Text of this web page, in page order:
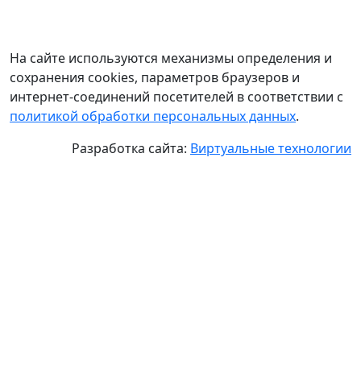
На сайте используются механизмы определения и
сохранения cookies, параметров браузеров и
интернет-соединений посетителей в соответствии с
политикой обработки персональных данных.
Разработка сайта: Виртуальные технологии